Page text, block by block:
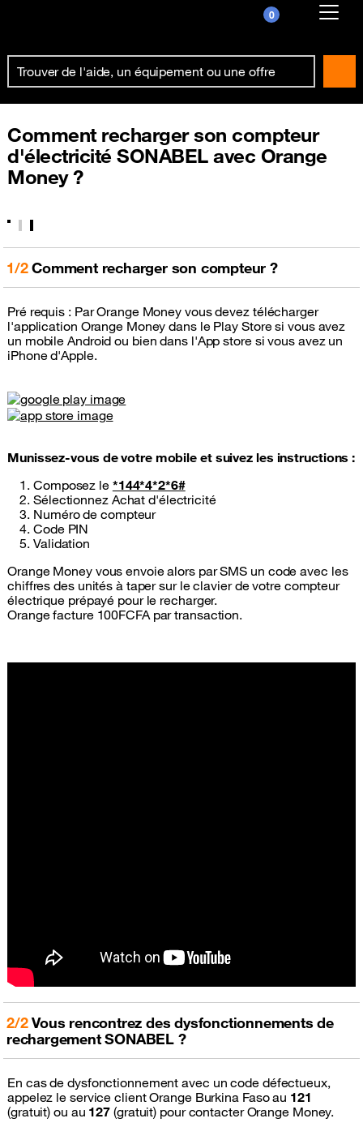
0
Already customer ?
Comment recharger son compteur
d'électricité SONABEL avec Orange
Money ?
1/2Comment recharger son compteur ?
Pré requis : Par Orange Money vous devez télécharger
l'application Orange Money dans le Play Store si vous avez
un mobile Android ou bien dans l'App store si vous avez un
iPhone d'Apple.
Munissez-vous de votre mobile et suivez les instructions :
Composez le *144*4*2*6#
Sélectionnez Achat d'électricité
Numéro de compteur
Code PIN
Validation
Orange Money vous envoie alors par SMS un code avec les
chiffres des unités à taper sur le clavier de votre compteur
électrique prépayé pour le recharger.
Orange facture 100FCFA par transaction.
2/2Vous rencontrez des dysfonctionnements de
rechargement SONABEL ?
En cas de dysfonctionnement avec un code défectueux,
appelez le service client Orange Burkina Faso au 121
(gratuit) ou au 127 (gratuit) pour contacter Orange Money.